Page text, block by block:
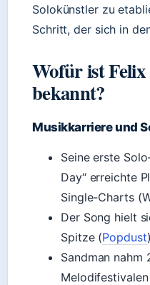
Solokünstler zu
Schritt, der sich in
Wofür ist
bekannt?
Musikkarriere und
Seine erste
Day“ erreichte
Single-Charts
Der Song hielt
Spitze (Popdust
Sandman nahm